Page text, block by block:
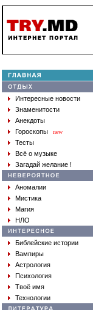
Интересные новости
Знаменитости
Анекдоты
Гороскопы
new
Тесты
Всё о музыке
Загадай желание !
Аномалии
Мистика
Магия
НЛО
Библейские истории
Вампиры
Астрология
Психология
Твоё имя
Технологии